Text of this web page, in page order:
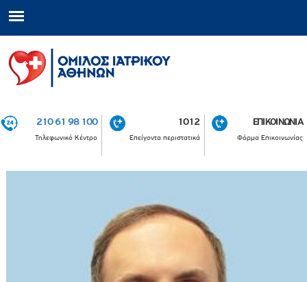
210 61 98 100
Τηλεφωνικό Κέντρο
1012
Επείγοντα περιστατικά
ΕΠΙΚΟΙΝΩΝΙΑ
Φόρμα Επικοινωνίας